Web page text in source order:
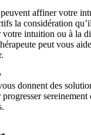
affiner votre
la considération
intuition ou à la
peut vous
donnent des
sereinement